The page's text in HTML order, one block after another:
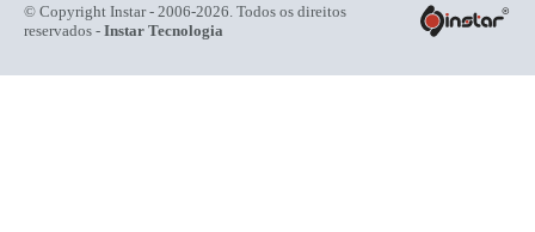
© Copyright Instar - 2006-2026. Todos os direitos
reservados - Instar Tecnologia